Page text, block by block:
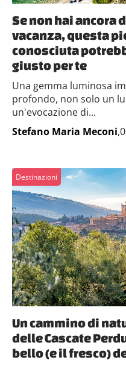
Se non hai ancora
vacanza, questa
conosciuta
giusto per te
Una gemma luminosa
profondo, non solo un
un'evocazione di...
Stefano Maria Meconi
Destinazioni
Un cammino di
delle Cascate
bello (e il fresco)